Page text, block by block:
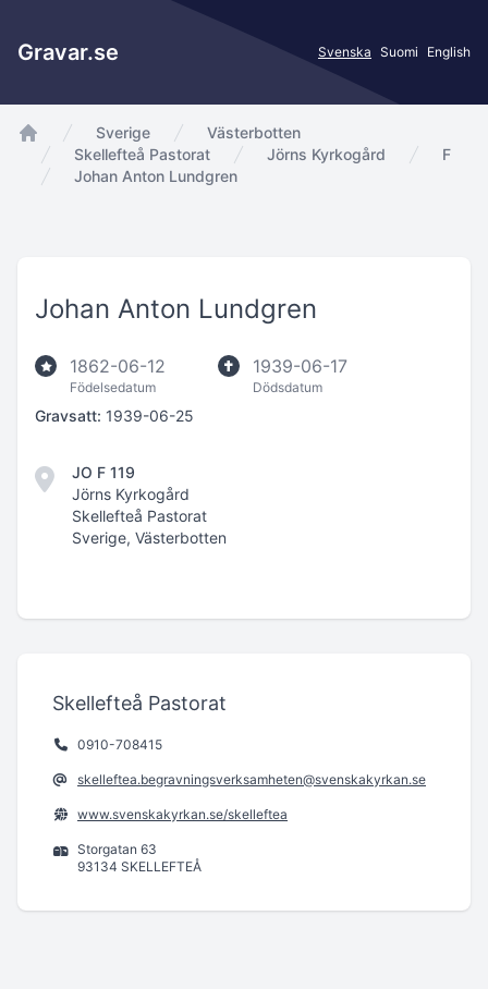
Gravar.se Svenska Suomi English
app.Start
Sverige
Västerbotten
Skellefteå Pastorat
Jörns Kyrkogård
F
Johan Anton Lundgren
Johan Anton Lundgren
1862-06-12
Födelsedatum
1939-06-17
Dödsdatum
Gravsatt: 1939-06-25
JO F 119
Jörns Kyrkogård
Skellefteå Pastorat
Sverige, Västerbotten
Skellefteå Pastorat
0910-708415
skelleftea.begravningsverksamheten@svenskakyrkan.se
www.svenskakyrkan.se/skelleftea
Storgatan 63
93134 SKELLEFTEÅ